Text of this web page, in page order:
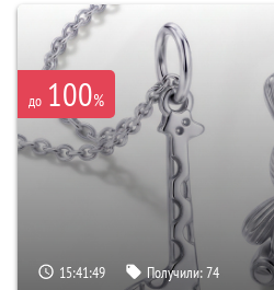
до 100%
15:41:48 Получили:74